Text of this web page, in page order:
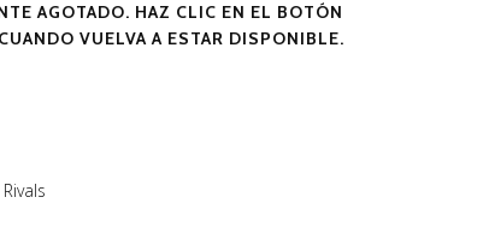
AGOTADO. HAZ CLIC EN EL BOTÓN
VUELVA A ESTAR DISPONIBLE.